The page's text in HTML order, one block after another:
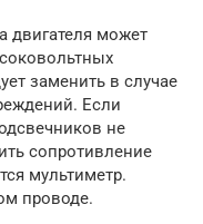
двигателя может
заменить в случае
Если
не
сопротивление
мультиметр.
проводе.